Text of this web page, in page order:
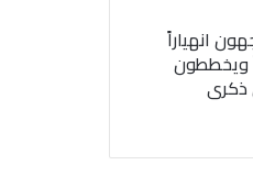
انهياراً
ويخططون
ذكرى